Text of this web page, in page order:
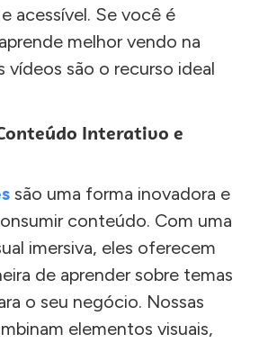
acessível. Se você é
melhor vendo na
vídeos são o recurso ideal
Interativo e
são uma forma inovadora e
conteúdo. Com uma
imersiva, eles oferecem
de aprender sobre temas
o seu negócio. Nossas
elementos visuais,